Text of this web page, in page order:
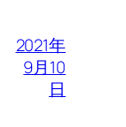
2021年
9月10
日